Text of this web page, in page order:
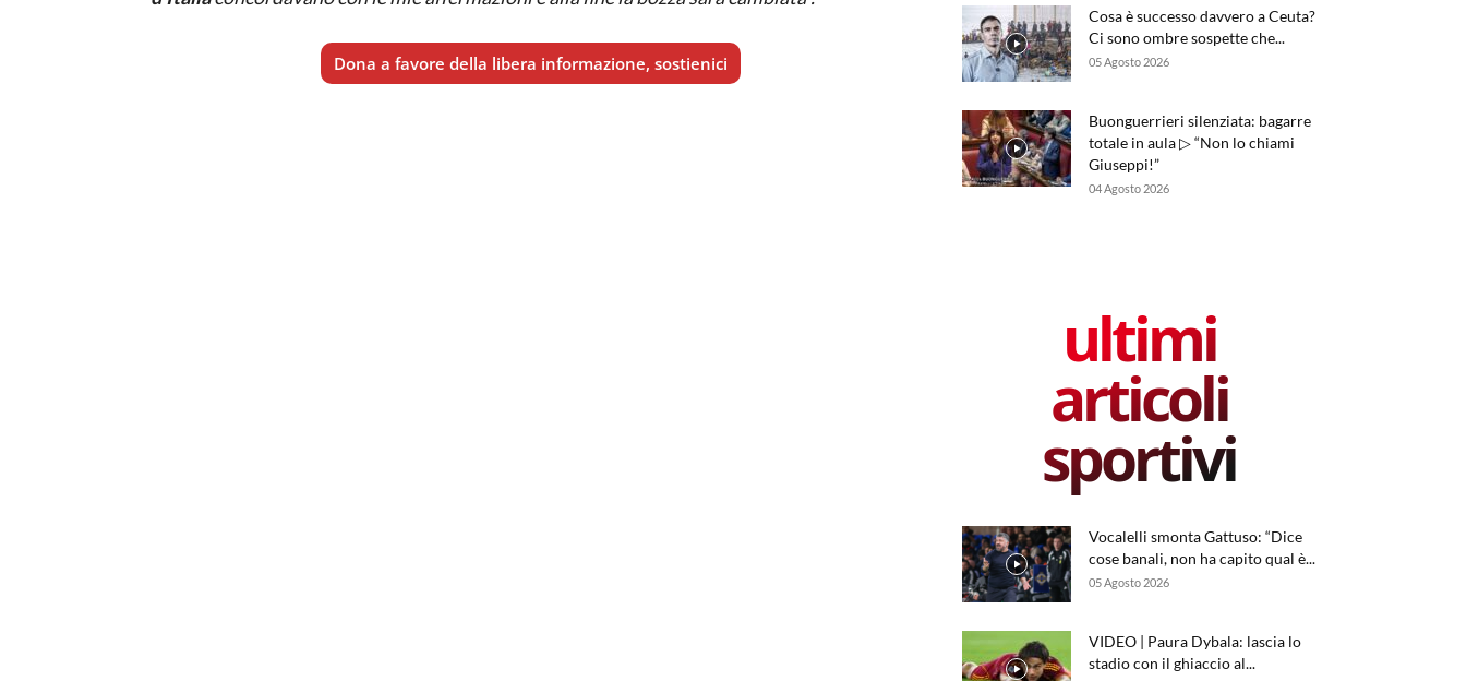
Dona a favore della libera informazione, sostienici
Cosa è successo davvero a Ceuta?
Ci sono ombre sospette che...
05 Agosto 2026
Buonguerrieri silenziata: bagarre
totale in aula ▷ “Non lo chiami
Giuseppi!”
04 Agosto 2026
ultimi
articoli
sportivi
Vocalelli smonta Gattuso: “Dice
cose banali, non ha capito qual è...
05 Agosto 2026
VIDEO | Paura Dybala: lascia lo
stadio con il ghiaccio al...